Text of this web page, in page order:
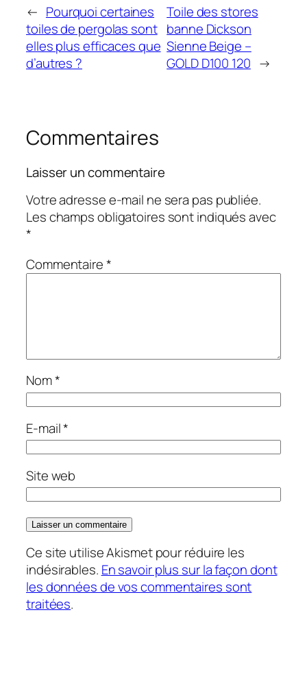
← Pourquoi certaines
toiles de pergolas sont
elles plus efficaces que
d’autres ?
Toile des stores
banne Dickson
Sienne Beige –
GOLD D100 120 →
Commentaires
Laisser un commentaire
Votre adresse e-mail ne sera pas publiée.
Les champs obligatoires sont indiqués avec
*
Commentaire*
Nom*
E-mail*
Site web
Ce site utilise Akismet pour réduire les
indésirables. En savoir plus sur la façon dont
les données de vos commentaires sont
traitées.